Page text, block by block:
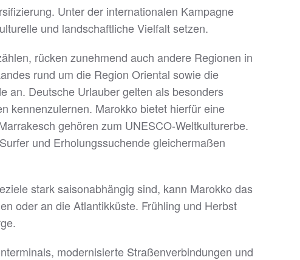
Unter der internationalen Kampagne
und landschaftliche Vielfalt setzen.
rücken zunehmend auch andere Regionen in
rund um die Region Oriental sowie die
an. Deutsche Urlauber gelten als besonders
kennenzulernen. Marokko bietet hierfür eine
gehören zum UNESCO-Weltkulturerbe.
und Erholungssuchende gleichermaßen
stark saisonabhängig sind, kann Marokko das
oder an die Atlantikküste. Frühling und Herbst
modernisierte Straßenverbindungen und